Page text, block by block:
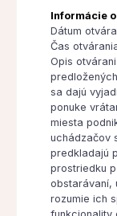
Informácie
Dátum
Čas
Opis
sa dajú
ponuke
miesta
uchádzačov
predkladajú
prostriedku
obstarávaní,
rozumie ich